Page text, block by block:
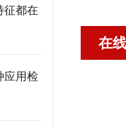
征都在
应用检
在